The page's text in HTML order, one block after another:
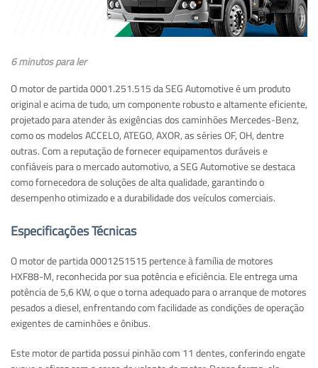
6 minutos para ler
O motor de partida 0001.251.515 da SEG Automotive é um produto
original e acima de tudo, um componente robusto e altamente eficiente,
projetado para atender às exigências dos caminhões Mercedes-Benz,
como os modelos ACCELO, ATEGO, AXOR, as séries OF, OH, dentre
outras. Com a reputação de fornecer equipamentos duráveis e
confiáveis para o mercado automotivo, a SEG Automotive se destaca
como fornecedora de soluções de alta qualidade, garantindo o
desempenho otimizado e a durabilidade dos veículos comerciais.
Especificações Técnicas
O motor de partida 0001251515 pertence à família de motores
HXF88-M, reconhecida por sua potência e eficiência. Ele entrega uma
potência de 5,6 KW, o que o torna adequado para o arranque de motores
pesados a diesel, enfrentando com facilidade as condições de operação
exigentes de caminhões e ônibus.
Este motor de partida possui pinhão com 11 dentes, conferindo engate